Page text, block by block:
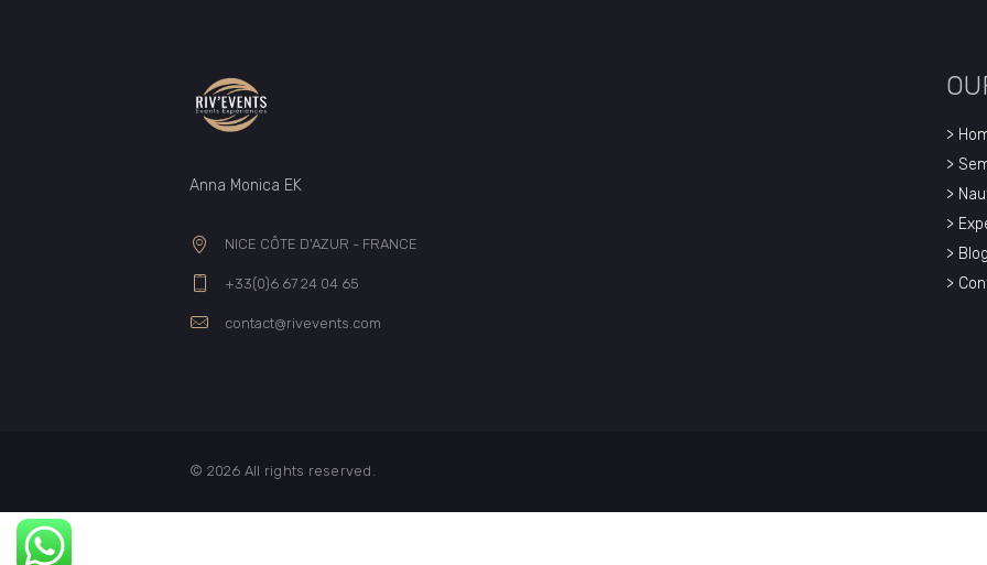
Anna Monica EK
NICE CÔTE D'AZUR - FRANCE
+33(0)6 67 24 04 65
contact@rivevents.com
>
>
>
>
> Blog
>
© 2026 All rights reserved.